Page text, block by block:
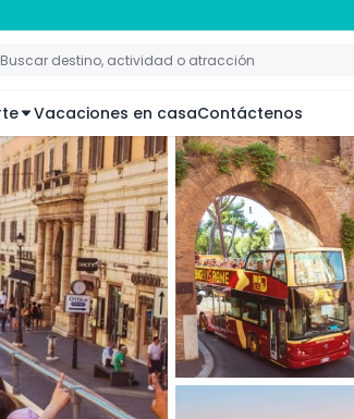
Vacaciones en casaContáctenos